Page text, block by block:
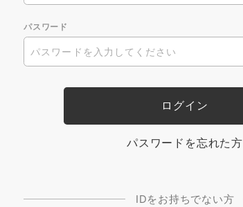
パスワード
パスワードを忘れた方
IDをお持ちでない方